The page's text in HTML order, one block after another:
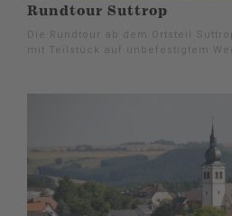
Rundtour Suttrop
Die Rundtour ab dem Ortsteil
mit Teilstück auf unbefestigtem